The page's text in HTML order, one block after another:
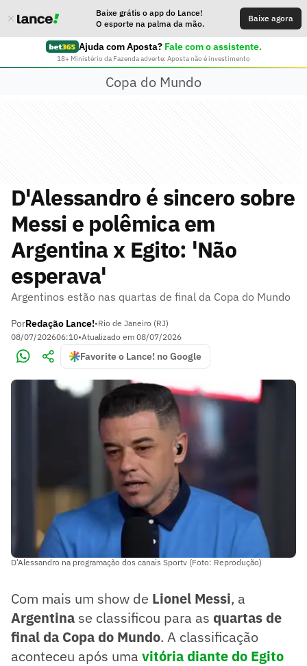
Baixe grátis o app do Lance!
O esporte na palma da mão.
Baixe agora
Ajuda com Aposta? Fale com o assistente.
18+ Ministério da Fazenda adverte: Aposta não é investimento
Copa do Mundo
D'Alessandro é sincero sobre
Messi e polêmica em
Argentina x Egito: 'Não
esperava'
Argentinos estão nas quartas de final da Copa do Mundo
PorRedação Lance!•Rio de Janeiro (RJ)
08/07/202606:10•Atualizado em 08/07/2026
Favorite o Lance! no Google
D'Alessandro na programação dos canais Sportv (Foto: Reprodução)
Com mais um show de Lionel Messi, a
Argentina se classificou para as quartas de
final da Copa do Mundo. A classificação
aconteceu após uma vitória diante do Egito